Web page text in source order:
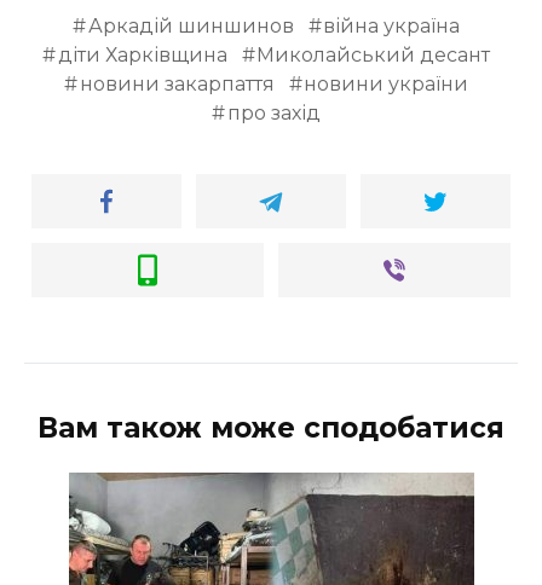
Аркадій шиншинов
війна україна
діти Харківщина
Миколайський десант
новини закарпаття
новини україни
про захід
Вам також може сподобатися